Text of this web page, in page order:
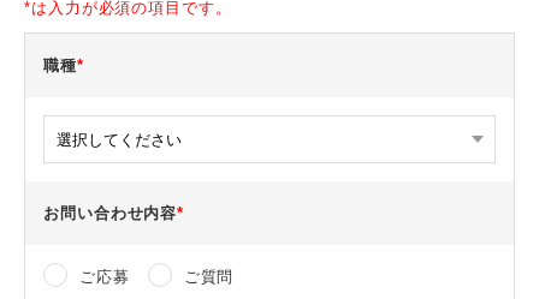
*は入力が必須の項目です。
職種*
お問い合わせ内容*
ご応募 ご質問